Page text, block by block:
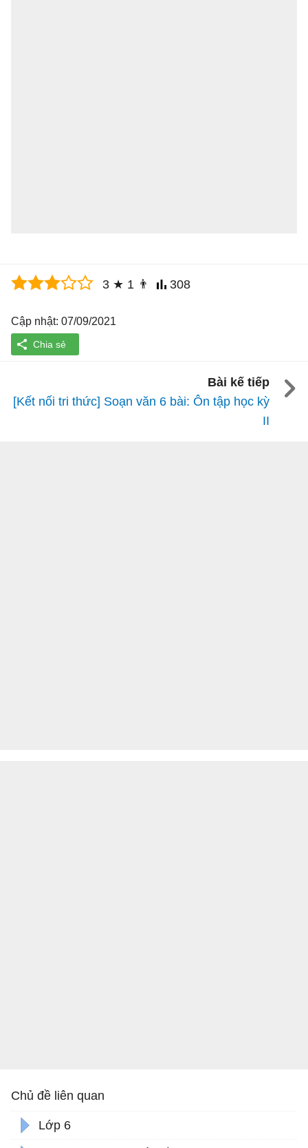
3 ★ 1 👨 308
Cập nhật: 07/09/2021
Bài kế tiếp
[Kết nối tri thức] Soạn văn 6 bài: Ôn tập học kỳ
II
Chủ đề liên quan
Lớp 6